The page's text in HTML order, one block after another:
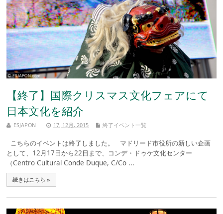
【終了】国際クリスマス文化フェアにて
日本文化を紹介
ESJAPON 17, 12月, 2015 終了イベント一覧
こちらのイベントは終了しました。 マドリード市役所の新しい企画
として、12月17日から22日まで、コンデ・ドゥケ文化センター
（Centro Cultural Conde Duque, C/Co ...
続きはこちら »